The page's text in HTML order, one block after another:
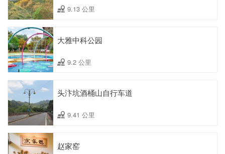
9.13 公里
大雅中科公园
9.2 公里
头汴坑酒桶山自行车道
9.41 公里
赵家窑